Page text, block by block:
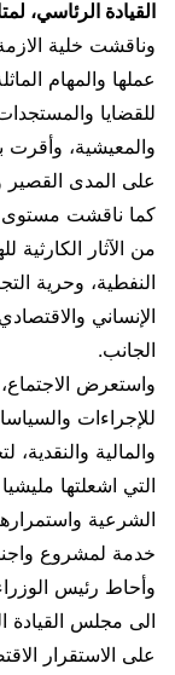
القيادة الرئاسي،
وناقشت خلية
عملها والمهام
للقضايا
والمعيشية، وأقرت
على المدى القصير
كما ناقشت مستوى
من الآثار الكارثية
النفطية، وحرية
الإنساني
الجانب.
واستعرض
للإجراءات
والمالية
التي اشعلتها
الشرعية
خدمة لمشروع
وأحاط رئيس
الى مجلس القيادة
على الاستقرار